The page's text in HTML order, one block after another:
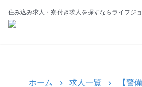
住み込み求人・寮付き求人を探すならライフジ
ホーム 求人一覧 【警